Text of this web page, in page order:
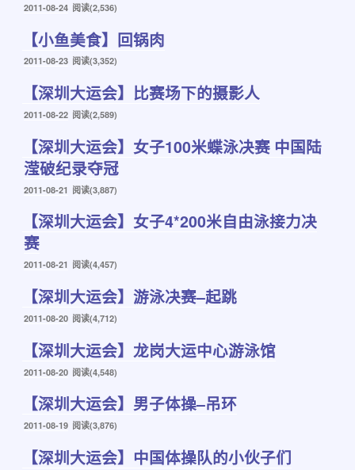
发
2011-08-24 阅读(2,536)
【小鱼美食】回锅肉
发
2011-08-23 阅读(3,352)
【深圳大运会】比赛场下的摄影人
发
2011-08-22 阅读(2,589)
【深圳大运会】女子100米蝶泳决赛 中国陆
滢破纪录夺冠
发
2011-08-21 阅读(3,887)
【深圳大运会】女子4*200米自由泳接力决
赛
发
2011-08-21 阅读(4,457)
【深圳大运会】游泳决赛–起跳
发
2011-08-20 阅读(4,712)
【深圳大运会】龙岗大运中心游泳馆
发
2011-08-20 阅读(4,548)
【深圳大运会】男子体操–吊环
发
2011-08-19 阅读(3,876)
【深圳大运会】中国体操队的小伙子们